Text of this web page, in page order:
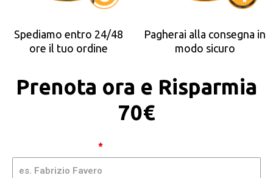
Spediamo entro 24/48
ore il tuo ordine
Pagherai alla consegna in
modo sicuro
Prenota ora e Risparmia
70€
da
Esterno
*